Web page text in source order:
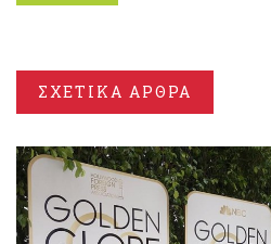
ΣΧΕΤΙΚΑ ΑΡΘΡΑ